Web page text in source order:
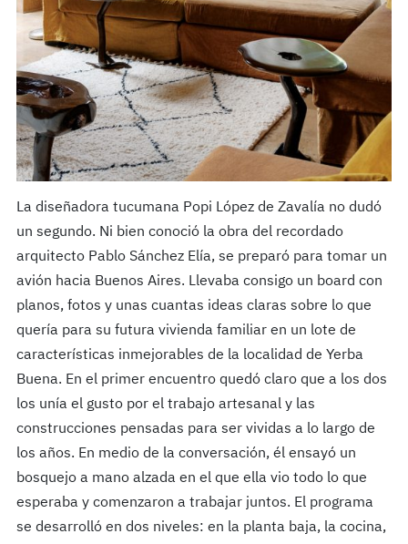
La diseñadora tucumana Popi López de Zavalía no dudó
un segundo. Ni bien conoció la obra del recordado
arquitecto Pablo Sánchez Elía, se preparó para tomar un
avión hacia Buenos Aires. Llevaba consigo un board con
planos, fotos y unas cuantas ideas claras sobre lo que
quería para su futura vivienda familiar en un lote de
características inmejorables de la localidad de Yerba
Buena. En el primer encuentro quedó claro que a los dos
los unía el gusto por el trabajo artesanal y las
construcciones pensadas para ser vividas a lo largo de
los años. En medio de la conversación, él ensayó un
bosquejo a mano alzada en el que ella vio todo lo que
esperaba y comenzaron a trabajar juntos. El programa
se desarrolló en dos niveles: en la planta baja, la cocina,